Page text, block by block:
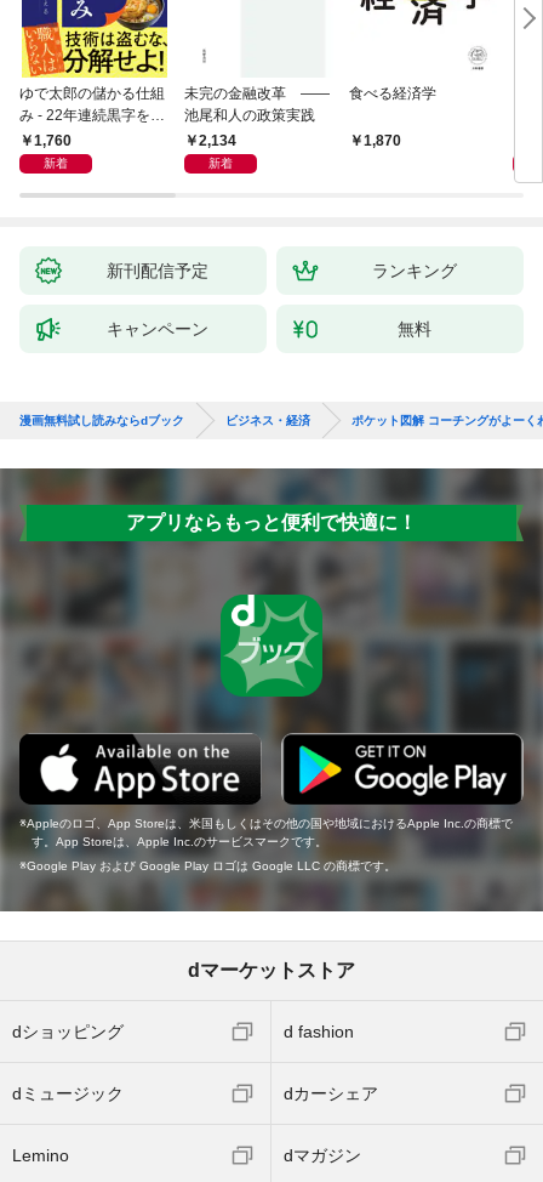
ゆで太郎の儲かる仕組
み - 22年連続黒字を支
えるがっちり経営術 -
1,760
新着
未完の金融改革 ――
池尾和人の政策実践
2,134
新着
食べる経済学
1,870
イ
果
新刊配信予定 ランキング
キャンペーン 無料
漫画無料試し読みならdブック ビジネス・経済 ポケット図解 コーチングがよーく
アプリならもっと便利で快適に！
Appleのロゴ、App Storeは、米国もしくはその他の国や地域におけるApple Inc.の商標で
す。App Storeは、Apple Inc.のサービスマークです。
Google Play および Google Play ロゴは Google LLC の商標です。
dマーケットストア
dショッピング d fashion
dミュージック dカーシェア
Lemino dマガジン